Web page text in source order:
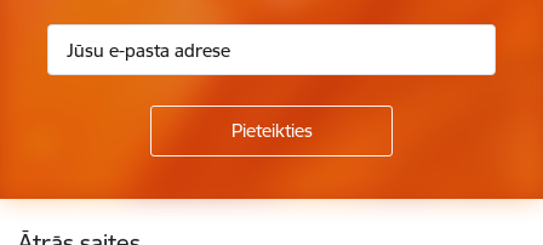
Kājene